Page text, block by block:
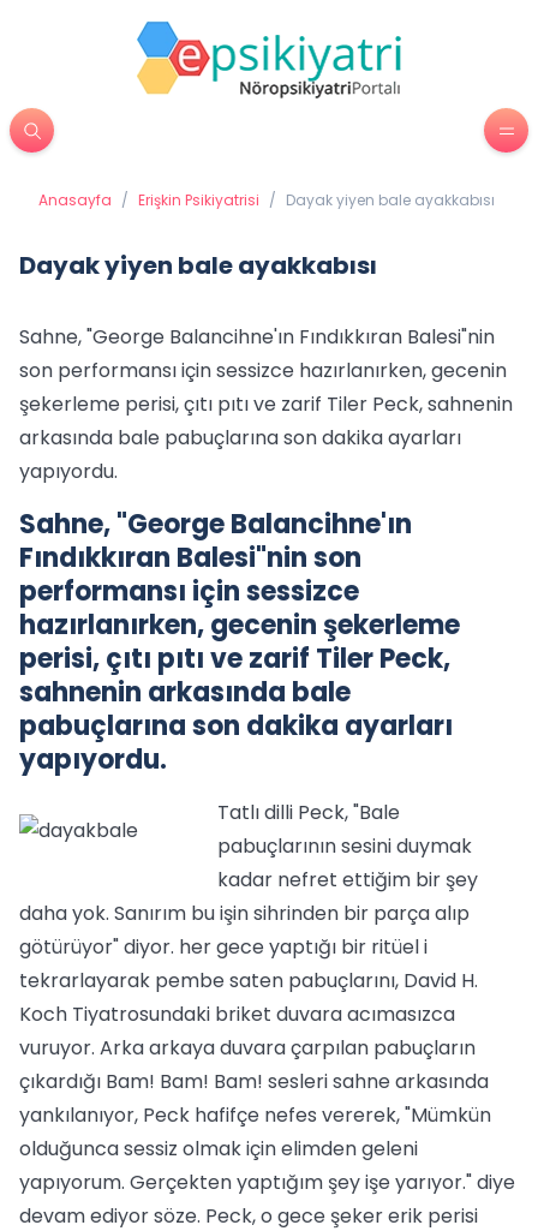
Anasayfa / Erişkin Psikiyatrisi / Dayak yiyen bale ayakkabısı
Dayak yiyen bale ayakkabısı
Sahne, "George Balancihne'ın Fındıkkıran Balesi"nin
son performansı için sessizce hazırlanırken, gecenin
şekerleme perisi, çıtı pıtı ve zarif Tiler Peck, sahnenin
arkasında bale pabuçlarına son dakika ayarları
yapıyordu.
Sahne, "George Balancihne'ın
Fındıkkıran Balesi"nin son
performansı için sessizce
hazırlanırken, gecenin şekerleme
perisi, çıtı pıtı ve zarif Tiler Peck,
sahnenin arkasında bale
pabuçlarına son dakika ayarları
yapıyordu.
Tatlı dilli Peck, "Bale
pabuçlarının sesini duymak
kadar nefret ettiğim bir şey
daha yok. Sanırım bu işin sihrinden bir parça alıp
götürüyor" diyor. her gece yaptığı bir ritüel i
tekrarlayarak pembe saten pabuçlarını, David H.
Koch Tiyatrosundaki briket duvara acımasızca
vuruyor. Arka arkaya duvara çarpılan pabuçların
çıkardığı Bam! Bam! Bam! sesleri sahne arkasında
yankılanıyor, Peck hafifçe nefes vererek, "Mümkün
olduğunca sessiz olmak için elimden geleni
yapıyorum. Gerçekten yaptığım şey işe yarıyor." diye
devam ediyor söze. Peck, o gece şeker erik perisi